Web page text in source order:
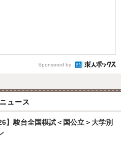
Sponsored by
ュース
】駿台全国模試＜国公立＞大学別